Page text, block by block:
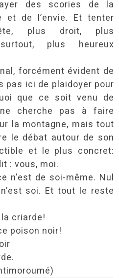
des scories de la
et de l’envie. Et tenter
plus droit, plus
plus heureux
forcément évident de
pas ici de plaidoyer pour
que ce soit venu de
cherche pas à faire
la montagne, mais tout
le débat autour de son
et le plus concret:
: vous, moi.
n’est de soi-même. Nul
soi. Et tout le reste
criarde!
poison noir!